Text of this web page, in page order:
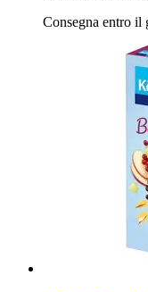
Consegna entro il